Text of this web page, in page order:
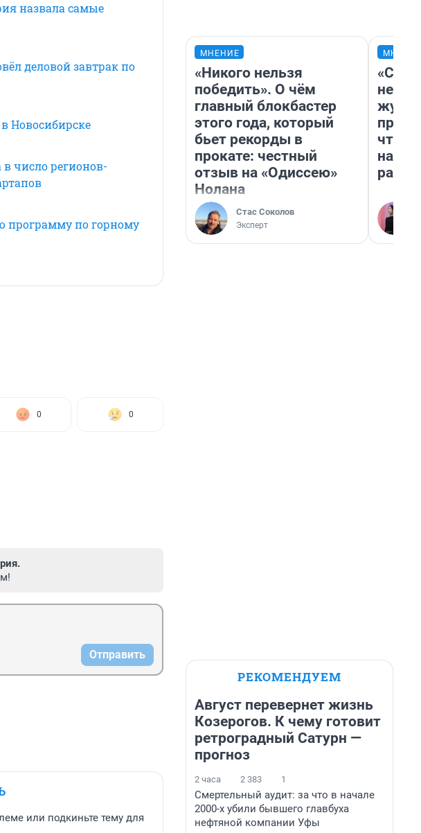
назвала самые
деловой завтрак по
Новосибирске
число регионов-
программу по горному
0 0
Отправить
или подкиньте тему для
МНЕНИЕ
«Никого нельзя
победить». О чём
главный блокбастер
этого года, который
бьет рекорды в
прокате: честный
отзыв на «Одиссею»
Нолана
Стас Соколов
Эксперт
на
ради
РЕКОМЕНДУЕМ
Август перевернет жизнь
Козерогов. К чему готовит
ретроградный Сатурн —
прогноз
2 часа 2 383 1
Смертельный аудит: за что в начале
2000-х убили бывшего главбуха
нефтяной компании Уфы